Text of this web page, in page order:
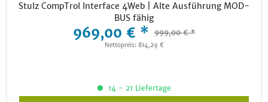
Stulz CompTrol Interface 4Web | Alte Ausführung MOD-
BUS fähig
969,00 € * 999,00 € *
Nettopreis: 814,29 €
14 - 21 Liefertage